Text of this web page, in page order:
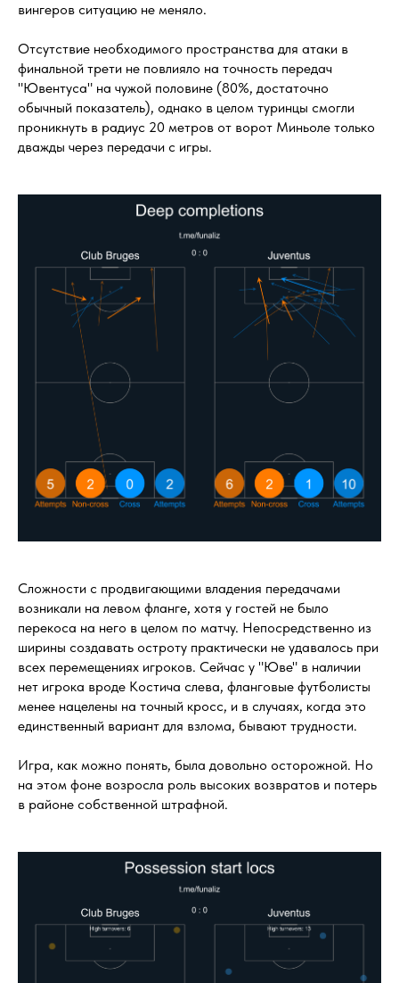
вингеров ситуацию не меняло.
Отсутствие необходимого пространства для атаки в
финальной трети не повлияло на точность передач
"Ювентуса" на чужой половине (80%, достаточно
обычный показатель), однако в целом туринцы смогли
проникнуть в радиус 20 метров от ворот Миньоле только
дважды через передачи с игры.
Сложности с продвигающими владения передачами
возникали на левом фланге, хотя у гостей не было
перекоса на него в целом по матчу. Непосредственно из
ширины создавать остроту практически не удавалось при
всех перемещениях игроков. Сейчас у "Юве" в наличии
нет игрока вроде Костича слева, фланговые футболисты
менее нацелены на точный кросс, и в случаях, когда это
единственный вариант для взлома, бывают трудности.
Игра, как можно понять, была довольно осторожной. Но
на этом фоне возросла роль высоких возвратов и потерь
в районе собственной штрафной.